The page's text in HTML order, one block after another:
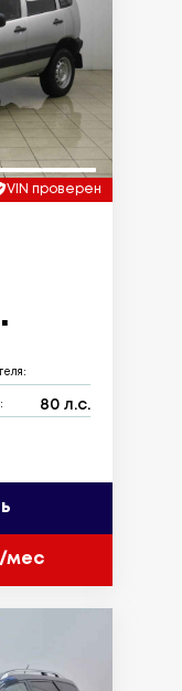
VIN проверен
80 л.с.
мес